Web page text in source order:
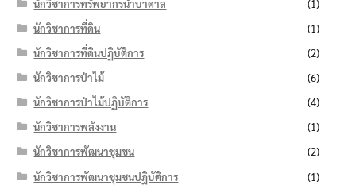
นักวิชาการทรัพยากรน้ำบาดาล
(1)
นักวิชาการที่ดิน
(1)
นักวิชาการที่ดินปฏิบัติการ
(2)
นักวิชาการป่าไม้
(6)
นักวิชาการป่าไม้ปฏิบัติการ
(4)
นักวิชาการพลังงาน
(1)
นักวิชาการพัฒนาชุมชน
(2)
นักวิชาการพัฒนาชุมชนปฏิบัติการ
(1)